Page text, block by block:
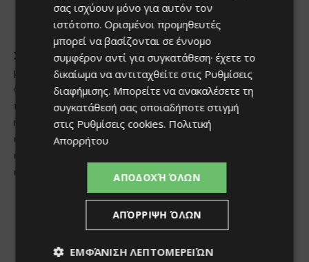
σας ισχύουν μόνο για αυτόν τον
ιστότοπο. Ορισμένοι προμηθευτές
μπορεί να βασίζονται σε έννομο
συμφέρον αντί για συγκατάθεση· έχετε το
δικαίωμα να αντιταχθείτε στις Ρυθμίσεις
διαφήμισης. Μπορείτε να ανακαλέσετε τη
συγκατάθεσή σας οποιαδήποτε στιγμή
στις Ρυθμίσεις cookies. Πολιτική
Απορρήτου
ΑΠΟΔΟΧΉ ΌΛΩΝ
ΑΠΌΡΡΙΨΗ ΌΛΩΝ
ΕΜΦΆΝΙΣΗ ΛΕΠΤΟΜΕΡΕΙΏΝ